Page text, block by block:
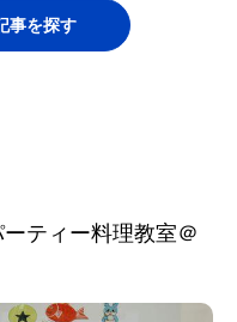
事を探す
ティー料理教室＠